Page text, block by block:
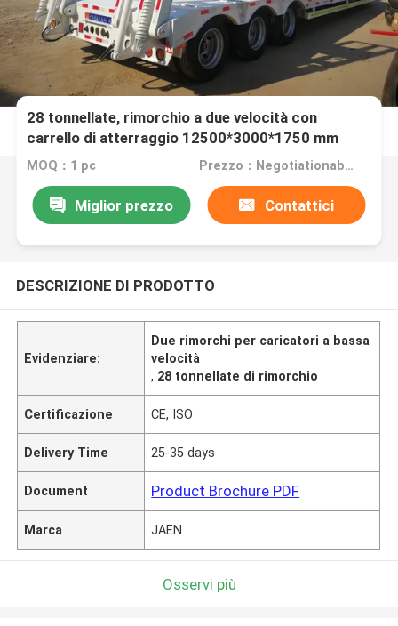
28 tonnellate, rimorchio a due velocità con
carrello di atterraggio 12500*3000*1750 mm
MOQ：1 pc Prezzo：Negotiationable
Miglior prezzo Contattici
DESCRIZIONE DI PRODOTTO
Evidenziare:
Due rimorchi per caricatori a bassa
velocità
, 28 tonnellate di rimorchio
Certificazione CE, ISO
Delivery Time 25-35 days
Document Product Brochure PDF
Marca JAEN
Osservi più